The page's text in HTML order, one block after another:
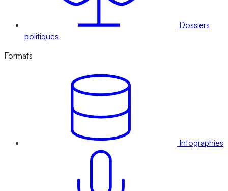
Dossiers
politiques
Formats
Infographies